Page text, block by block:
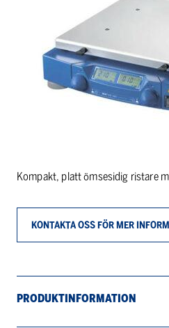
Kompakt, platt ömsesidig ristare
KONTAKTA OSS FÖR MER
PRODUKTINFORMATION